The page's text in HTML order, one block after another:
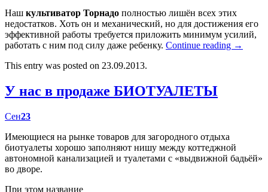
Наш культиватор Торнадо полностью лишён всех этих
недостатков. Хоть он и механический, но для достижения его
эффективной работы требуется приложить минимум усилий,
работать с ним под силу даже ребенку. Continue reading →
This entry was posted on 23.09.2013.
У нас в продаже БИОТУАЛЕТЫ
Сен23
Имеющиеся на рынке товаров для загородного отдыха
биотуалеты хорошо заполняют нишу между коттеджной
автономной канализацией и туалетами с «выдвижной бадьёй»
во дворе.
При этом название